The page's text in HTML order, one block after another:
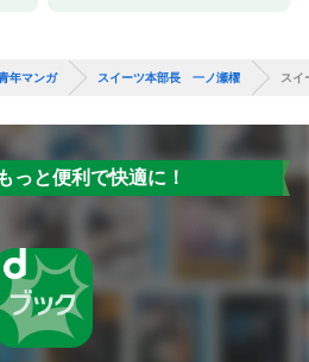
年マンガ スイーツ本部長 一ノ瀬櫂 スイ
っと便利で快適に！